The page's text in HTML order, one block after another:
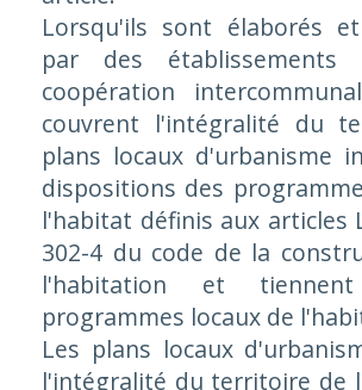
Lorsqu'ils sont élaborés
par des établissements
coopération
couvrent l'intégralité du
plans locaux d'urbanisme
dispositions des
l'habitat définis aux articles
302-4 du code de la
l'habitation et
programmes locaux de
Les plans locaux
l'intégralité du territoire de